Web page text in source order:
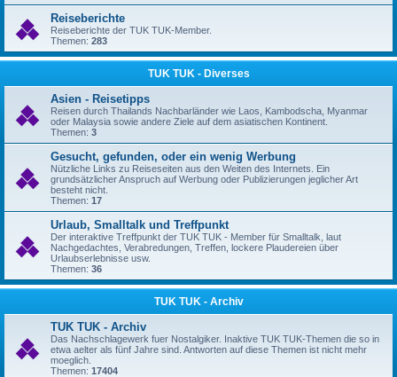
Reiseberichte
Reiseberichte der TUK TUK-Member.
Themen: 283
TUK TUK - Diverses
Asien - Reisetipps
Reisen durch Thailands Nachbarländer wie Laos, Kambodscha, Myanmar
oder Malaysia sowie andere Ziele auf dem asiatischen Kontinent.
Themen: 3
Gesucht, gefunden, oder ein wenig Werbung
Nützliche Links zu Reiseseiten aus den Weiten des Internets. Ein
grundsätzlicher Anspruch auf Werbung oder Publizierungen jeglicher Art
besteht nicht.
Themen: 17
Urlaub, Smalltalk und Treffpunkt
Der interaktive Treffpunkt der TUK TUK - Member für Smalltalk, laut
Nachgedachtes, Verabredungen, Treffen, lockere Plaudereien über
Urlaubserlebnisse usw.
Themen: 36
TUK TUK - Archiv
TUK TUK - Archiv
Das Nachschlagewerk fuer Nostalgiker. Inaktive TUK TUK-Themen die so in
etwa aelter als fünf Jahre sind. Antworten auf diese Themen ist nicht mehr
moeglich.
Themen: 17404